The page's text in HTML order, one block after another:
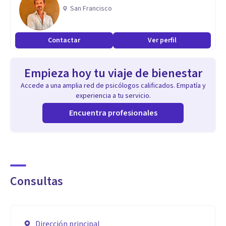
San Francisco
Contactar Ver perfil
Empieza hoy tu viaje de bienestar
Accede a una amplia red de psicólogos calificados. Empatía y
experiencia a tu servicio.
Encuentra profesionales
Consultas